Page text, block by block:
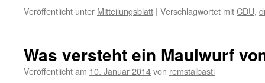
Veröffentlicht unter Mitteilungsblatt | Verschlagwortet mitCDU,
Was versteht ein Maulwurf
Veröffentlicht am 10. Januar 2014von remstalbasti